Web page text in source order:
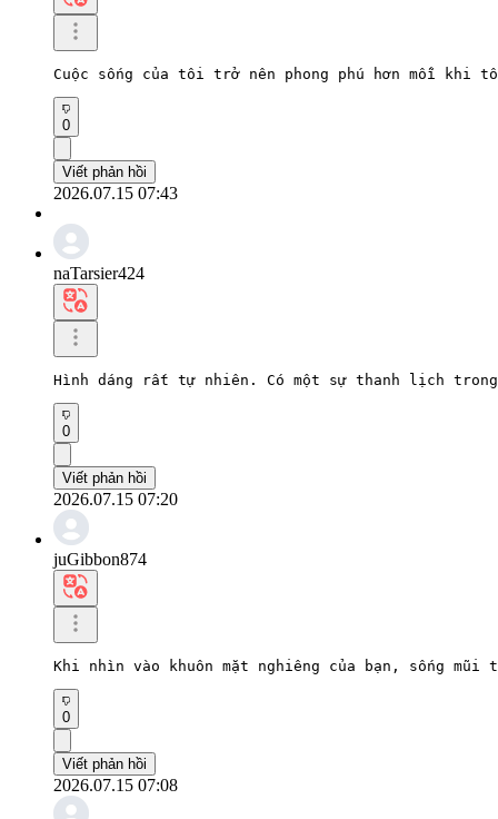
Cuộc sống của tôi trở nên phong phú hơn mỗi khi
0
Viết phản hồi
2026.07.15 07:43
naTarsier424
Hình dáng rất tự nhiên. Có một sự thanh lịch trong
0
Viết phản hồi
2026.07.15 07:20
juGibbon874
Khi nhìn vào khuôn mặt nghiêng của bạn, sống
0
Viết phản hồi
2026.07.15 07:08